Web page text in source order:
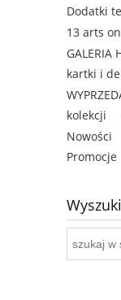
Dodatki
13 arts
GALERIA
kartki i
kolekcji
Nowości
Promocje